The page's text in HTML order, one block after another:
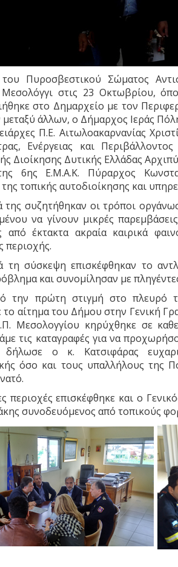
Πυροσβεστικού Σώματος
στις 23 Οκτωβρίου,
στο Δημαρχείο με τον
μεταξύ άλλων, ο Δήμαρχος Ιεράς
Π.Ε. Αιτωλοακαρνανίας
Ενέργειας και
Διοίκησης Δυτικής Ελλάδας
6ης Ε.Μ.Α.Κ. Πύραρχος
τοπικής αυτοδιοίκησης και
της συζητήθηκαν οι τρόποι
να γίνουν μικρές
από έκτακτα ακραία καιρικά
περιοχής.
τη σύσκεψη επισκέφθηκαν το
και συνομίλησαν με
την πρώτη στιγμή στο πλευρό
αίτημα του Δήμου στην Γενική
Μεσολογγίου κηρύχθηκε σε
τις καταγραφές για να
δήλωσε ο κ. Κατσιφάρας
όσο και τους υπαλλήλους της
περιοχές επισκέφθηκε και ο
συνοδευόμενος από τοπικούς